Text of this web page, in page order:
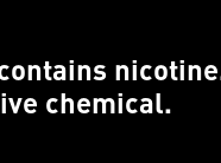
chemical.